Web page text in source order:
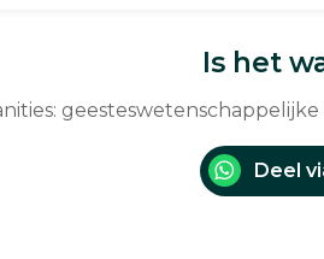
Is het
Deel